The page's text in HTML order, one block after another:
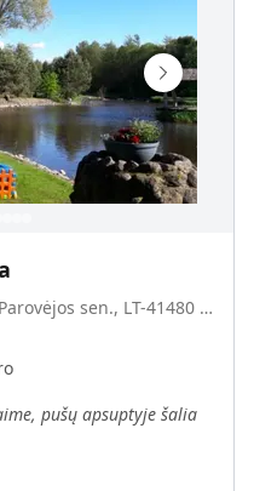
Vinkšninių k.,Vinkšninių-11 Parovėjos sen., LT-41480 Biržų r.
pušų apsuptyje šalia